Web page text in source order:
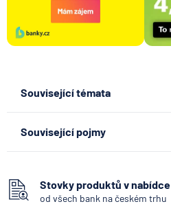
Související témata
Související pojmy
SEPA Platba
George Česká spořitelna
Stovky produktů v nabídce
od všech bank na českém trhu